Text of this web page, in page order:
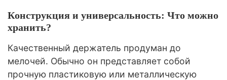
Конструкция и универсальность: Что можно
хранить?
Качественный держатель продуман до
мелочей. Обычно он представляет собой
прочную пластиковую или металлическую